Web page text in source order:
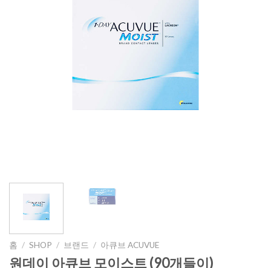
홈 / SHOP / 브랜드 / 아큐브 ACUVUE
원데이 아큐브 모이스트 (90개들이)